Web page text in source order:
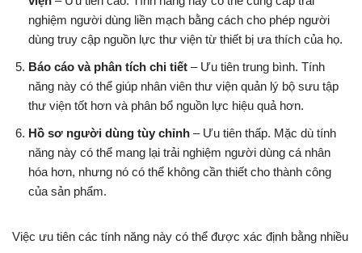
nghiệm người dùng liền mạch bằng cách cho phép người
dùng truy cập nguồn lực thư viện từ thiết bị ưa thích của họ.
Báo cáo và phân tích chi tiết – Ưu tiên trung bình. Tính
năng này có thể giúp nhân viên thư viện quản lý bộ sưu tập
thư viện tốt hơn và phân bổ nguồn lực hiệu quả hơn.
Hồ sơ người dùng tùy chỉnh – Ưu tiên thấp. Mặc dù tính
năng này có thể mang lại trải nghiệm người dùng cá nhân
hóa hơn, nhưng nó có thể không cần thiết cho thành công
của sản phẩm.
Việc ưu tiên các tính năng này có thể được xác định bằng nhiều